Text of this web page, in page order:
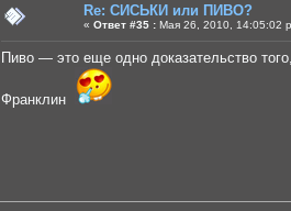
Re: СИСЬКИ или ПИВО?
« Ответ #35 : Мая 26, 2010, 14:05:02
Пиво — это еще одно доказательство
Франклин